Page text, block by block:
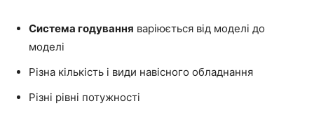
Система годування варіюється від моделі до
моделі
Різна кількість і види навісного обладнання
Різні рівні потужності